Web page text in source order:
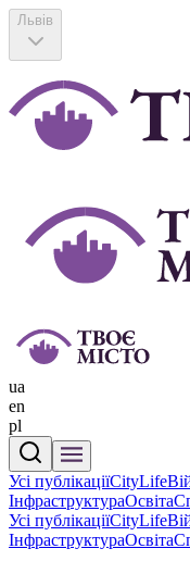
Львів
ua
en
pl
Усі публікаціїCityLife
ІнфраструктураОсвіта
Усі публікаціїCityLife
ІнфраструктураОсвіта